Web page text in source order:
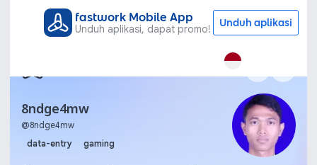
fastwork Mobile App
Unduh aplikasi, dapat promo! Unduh aplikasi
8ndge4mw
@8ndge4mw
data-entry
gaming